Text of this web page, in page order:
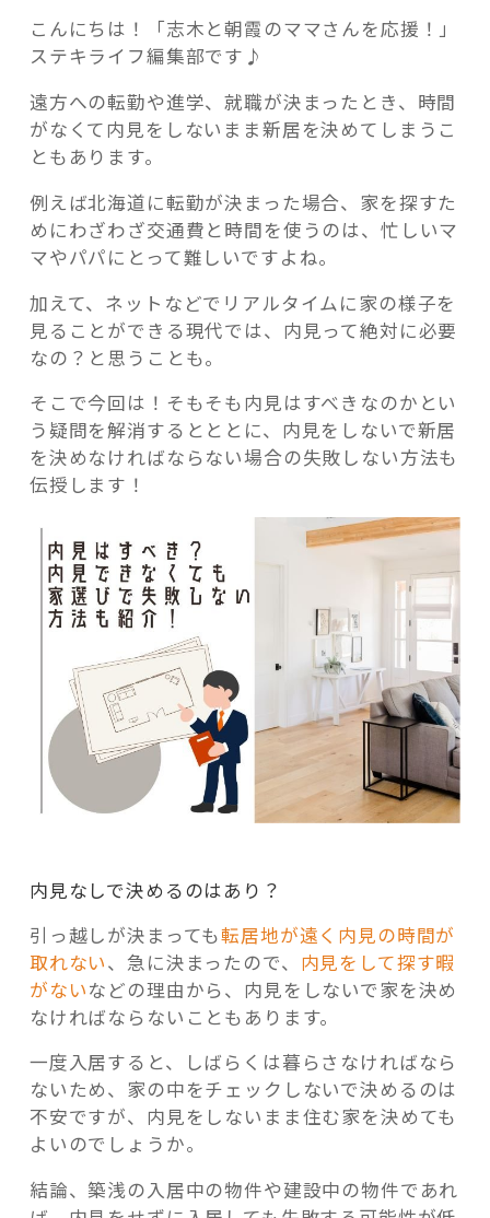
記事検索
こんにちは！「志木と朝霞のママさんを応援！」
ステキライフ編集部です♪
遠方への転勤や進学、就職が決まったとき、時間
がなくて内見をしないまま新居を決めてしまうこ
ともあります。
例えば北海道に転勤が決まった場合、家を探すた
めにわざわざ交通費と時間を使うのは、忙しいマ
マやパパにとって難しいですよね。
加えて、ネットなどでリアルタイムに家の様子を
見ることができる現代では、内見って絶対に必要
なの？と思うことも。
そこで今回は！そもそも内見はすべきなのかとい
う疑問を解消するとととに、内見をしないで新居
を決めなければならない場合の失敗しない方法も
伝授します！
内見なしで決めるのはあり？
引っ越しが決まっても転居地が遠く内見の時間が
取れない、急に決まったので、 内見をして探す暇
がないなどの理由から、内見をしないで家を決め
なければならないこともあります。
一度入居すると、しばらくは暮らさなければなら
ないため、家の中をチェックしないで決めるのは
不安ですが、内見をしないまま住む家を決めても
よいのでしょうか。
結論、築浅の入居中の物件や建設中の物件であれ